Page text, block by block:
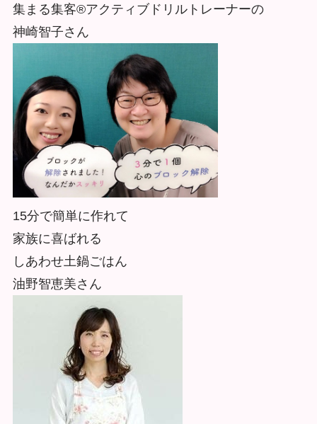
集まる集客®アクティブドリルトレーナーの
神崎智子さん
15分で簡単に作れて
家族に喜ばれる
しあわせ土鍋ごはん
油野智恵美さん